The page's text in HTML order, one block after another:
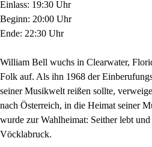
Einlass: 19:30 Uhr
Beginn: 20:00 Uhr
Ende: 22:30 Uhr
William Bell wuchs in Clearwater,
Folk auf. Als ihn 1968 der
seiner Musikwelt reißen sollte,
nach Österreich, in die Heimat seiner
wurde zur Wahlheimat: Seither lebt
Vöcklabruck.